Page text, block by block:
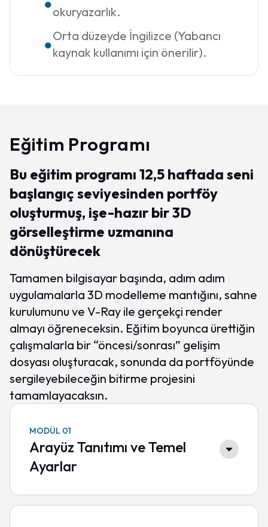
okuryazarlık.
●Orta düzeyde İngilizce (Yabancı
kaynak kullanımı için önerilir).
Eğitim Programı
Bu eğitim programı 12,5 haftada seni
başlangıç seviyesinden portföy
oluşturmuş, işe-hazır bir 3D
görselleştirme uzmanına
dönüştürecek
Tamamen bilgisayar başında, adım adım
uygulamalarla 3D modelleme mantığını, sahne
kurulumunu ve V-Ray ile gerçekçi render
almayı öğreneceksin. Eğitim boyunca ürettiğin
çalışmalarla bir “öncesi/sonrası” gelişim
dosyası oluşturacak, sonunda da portföyünde
sergileyebileceğin bitirme projesini
tamamlayacaksın.
MODÜL 01
Arayüz Tanıtımı ve Temel
Ayarlar
3ds Max’in çalışma ortamını